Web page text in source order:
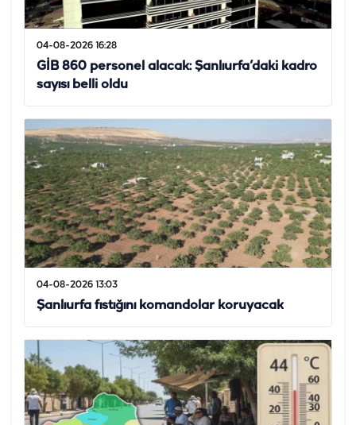
04-08-2026 16:28
GİB 860 personel alacak: Şanlıurfa’daki kadro
sayısı belli oldu
04-08-2026 13:03
Şanlıurfa fıstığını komandolar koruyacak